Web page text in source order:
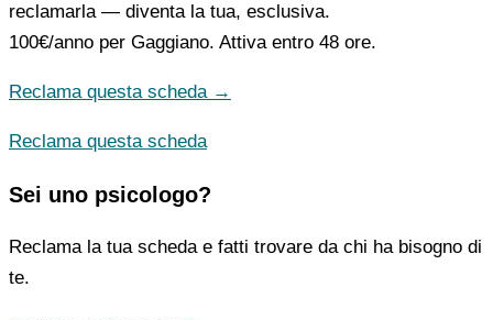
reclamarla — diventa la tua, esclusiva.
100€/anno per Gaggiano. Attiva entro 48 ore.
Reclama questa scheda →
Reclama questa scheda
Sei uno psicologo?
Reclama la tua scheda e fatti trovare da chi ha bisogno di
te.